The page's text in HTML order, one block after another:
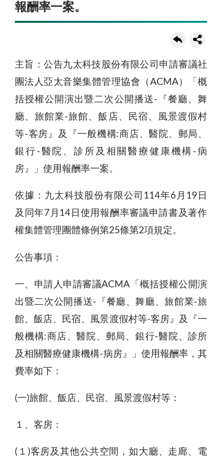
報酬率一案。
主旨：公告九太科技股份有限公司申請審議社
團法人亞太音樂集體管理協會（ACMA）「概
括授權公開演出暨二次公開播送-『餐廳、舞
廳、旅館業-旅館、飯店、民宿、風景渡假村
等-客房』及『一般機構:商店、醫院、郵局、
銀行-醫院、診所及相關醫療健康機構-病
房』」使用報酬率一案。
依據：九太科技股份有限公司114年6月19日
及同年7月14日使用報酬率審議申請書及著作
權集體管理團體條例第25條第2項規定。
公告事項：
一、申請人申請審議ACMA「概括授權公開演
出暨二次公開播送-『餐廳、舞廳、旅館業-旅
館、飯店、民宿、風景渡假村等-客房』及『一
般機構:商店、醫院、郵局、銀行-醫院、診所
及相關醫療健康機構-病房』」使用報酬率，其
費率如下：
(一)旅館、飯店、民宿、風景渡假村等：
１、客房：
(１)客房及其他公共空間，如大廳、走廊、電